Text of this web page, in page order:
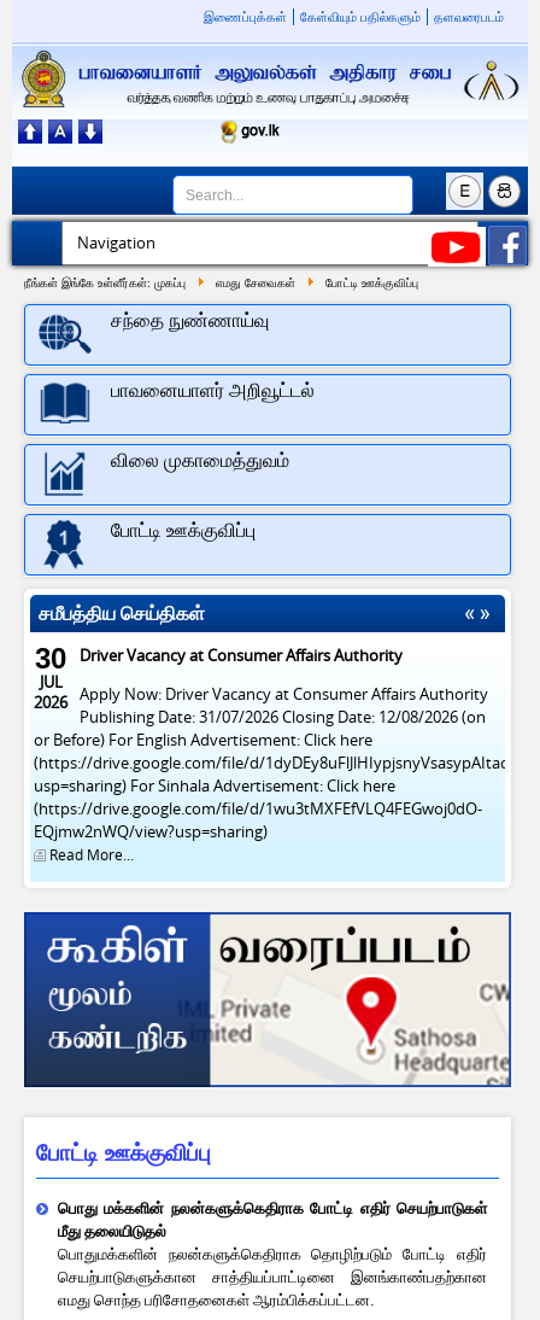
இணைப்புக்கள் கேள்வியும் பதில்களும் தளவரைபடம்
நீங்கள் இங்கே உள்ளீர்கள்: முகப்பு எமது சேவைகள் போட்டி ஊக்குவிப்பு
சந்தை நுண்ணாய்வு
பாவனையாளர் அறிவூட்டல்
விலை முகாமைத்துவம்
போட்டி ஊக்குவிப்பு
சமீபத்திய செய்திகள்
30
JUL
2026
Driver Vacancy at Consumer Affairs Authority
Apply Now: Driver Vacancy at Consumer Affairs Authority
Publishing Date: 31/07/2026 Closing Date: 12/08/2026 (on
or Before) For English Advertisement: Click here
(https://drive.google.com/file/d/1dyDEy8uFlJlHIypjsnyVsasypAItacFl/
usp=sharing) For Sinhala Advertisement: Click here
(https://drive.google.com/file/d/1wu3tMXFEfVLQ4FEGwoj0dO-
EQjmw2nWQ/view?usp=sharing)
Read More...
போட்டி ஊக்குவிப்பு
பொது மக்களின் நலன்களுக்கெதிராக போட்டி எதிர் செயற்பாடுகள்
மீது தலையிடுதல்
பொதுமக்களின் நலன்களுக்கெதிராக தொழிற்படும் போட்டி எதிர்
செயற்பாடுகளுக்கான சாத்தியப்பாட்டினை இனங்காண்பதற்கான
எமது சொந்த பரிசோதனைகள் ஆரம்பிக்கப்பட்டன.